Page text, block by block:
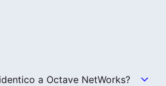
a Octave NetWorks?